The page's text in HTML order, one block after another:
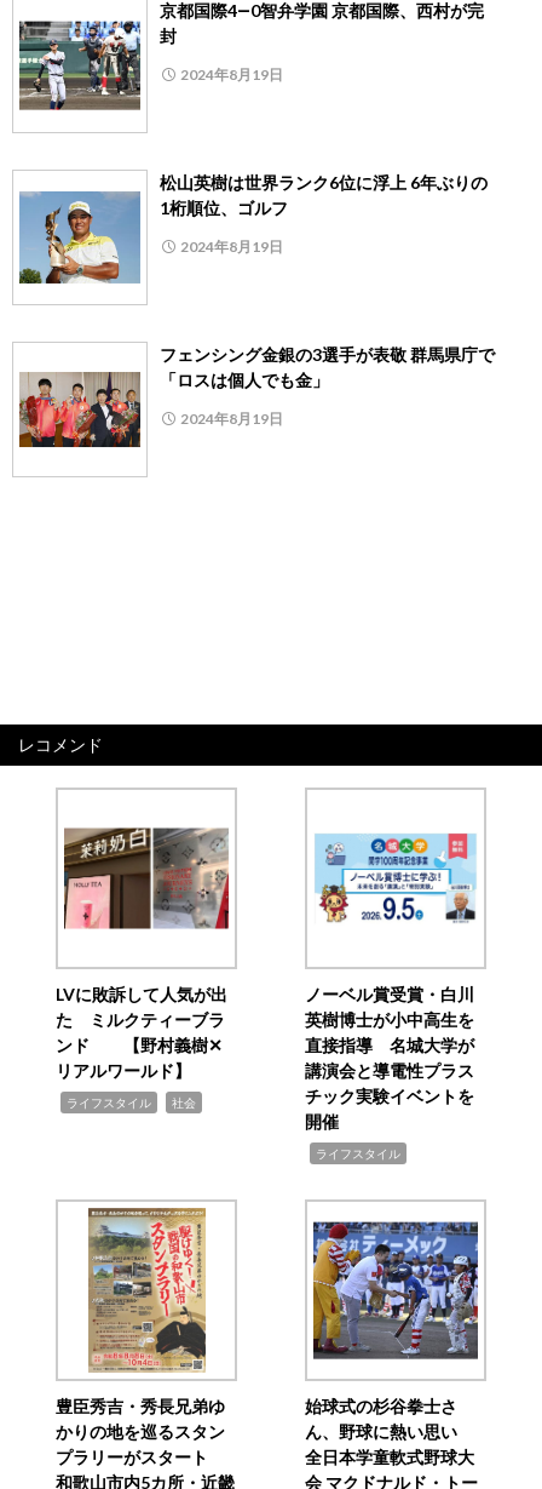
京都国際4―0智弁学園 京都国際、西村が完
封
2024年8月19日
松山英樹は世界ランク6位に浮上 6年ぶりの
1桁順位、ゴルフ
2024年8月19日
フェンシング金銀の3選手が表敬 群馬県庁で
「ロスは個人でも金」
2024年8月19日
レコメンド
LVに敗訴して人気が出
た ミルクティーブラ
ンド 【野村義樹✕
リアルワールド】
ライフスタイル 社会
ノーベル賞受賞・白川
英樹博士が小中高生を
直接指導 名城大学が
講演会と導電性プラス
チック実験イベントを
開催
ライフスタイル
豊臣秀吉・秀長兄弟ゆ
かりの地を巡るスタン
プラリーがスタート
和歌山市内5カ所・近畿
始球式の杉谷拳士さ
ん、野球に熱い思い
全日本学童軟式野球大
会 マクドナルド・トー